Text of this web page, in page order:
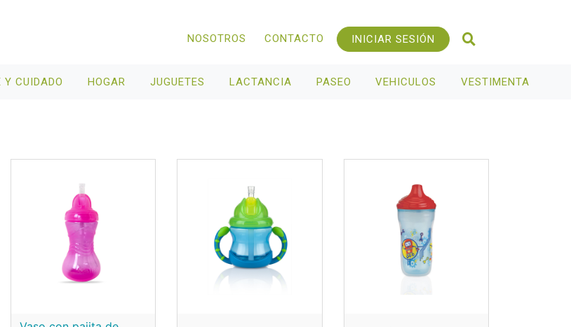
NOSOTROS CONTACTO INICIAR SESIÓN
Y CUIDADO HOGAR JUGUETES LACTANCIA PASEO VEHICULOS VESTIMENTA